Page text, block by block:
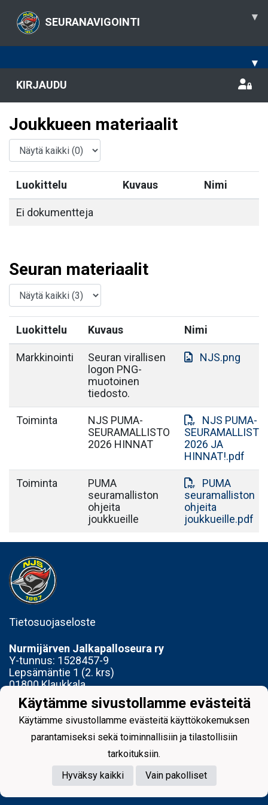
SEURANAVIGOINTI ▾
▾
KIRJAUDU
Joukkueen materiaalit
Luokittelu Kuvaus Nimi
Ei dokumentteja
Seuran materiaalit
Luokittelu Kuvaus Nimi
Markkinointi
Seuran virallisen
logon PNG-
muotoinen
tiedosto.
NJS.png
Toiminta
NJS PUMA-
SEURAMALLISTO
2026 HINNAT
NJS PUMA-
SEURAMALLISTO
2026 JA
HINNAT!.pdf
Toiminta
PUMA
seuramalliston
ohjeita
joukkueille
PUMA
seuramalliston
ohjeita
joukkueille.pdf
Tietosuojaseloste
Nurmijärven Jalkapalloseura ry
Y-tunnus: 1528457-9
Lepsämäntie 1 (2. krs)
01800 Klaukkala
Toimisto avoinna Ti 14-17 ja To 15-18
Powered by
Käytämme sivustollamme evästeitä
Käytämme sivustollamme evästeitä käyttökokemuksen
parantamiseksi sekä toiminnallisiin ja tilastollisiin
tarkoituksiin.
Hyväksy kaikki
Vain pakolliset